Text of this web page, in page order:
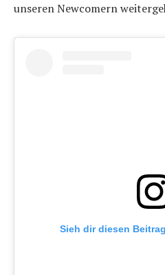
unseren Newcomern
Sieh dir diesen